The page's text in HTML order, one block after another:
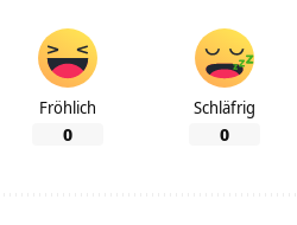
Fröhlich
0
Schläfrig
0